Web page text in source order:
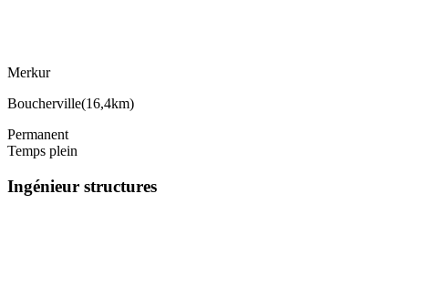
Merkur
Boucherville(16,4km)
Permanent
Temps plein
Ingénieur structures